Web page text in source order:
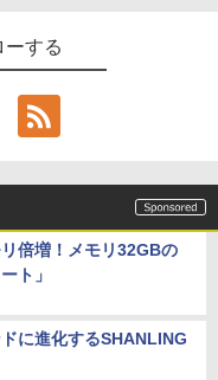
ーする
倍増！メモリ32GBの
ト」
に進化するSHANLING